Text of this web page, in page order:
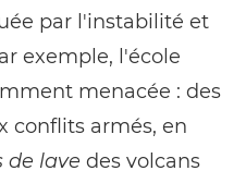
par l'instabilité et
exemple, l'école
menacée : des
conflits armés, en
de lave des volcans